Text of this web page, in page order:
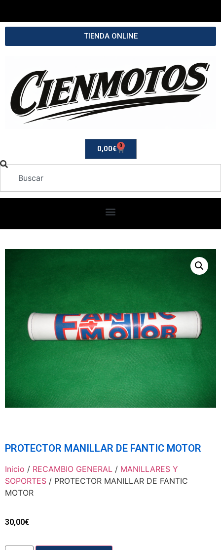
TIENDA ONLINE
0,00€ 0
PROTECTOR MANILLAR DE FANTIC MOTOR
Inicio / RECAMBIO GENERAL / MANILLARES Y
SOPORTES / PROTECTOR MANILLAR DE FANTIC
MOTOR
30,00€